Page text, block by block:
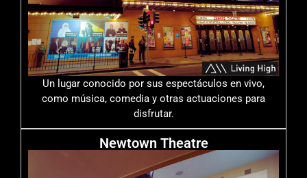
Un lugar conocido por sus espectáculos en vivo,
como música, comedia y otras actuaciones para
disfrutar.
Newtown Theatre